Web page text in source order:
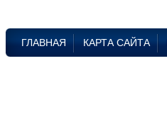
ГЛАВНАЯ КАРТА САЙТА